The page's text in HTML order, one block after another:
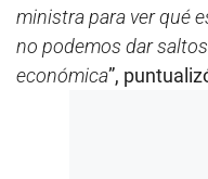
ministra para ver qué
no podemos dar
económica”,